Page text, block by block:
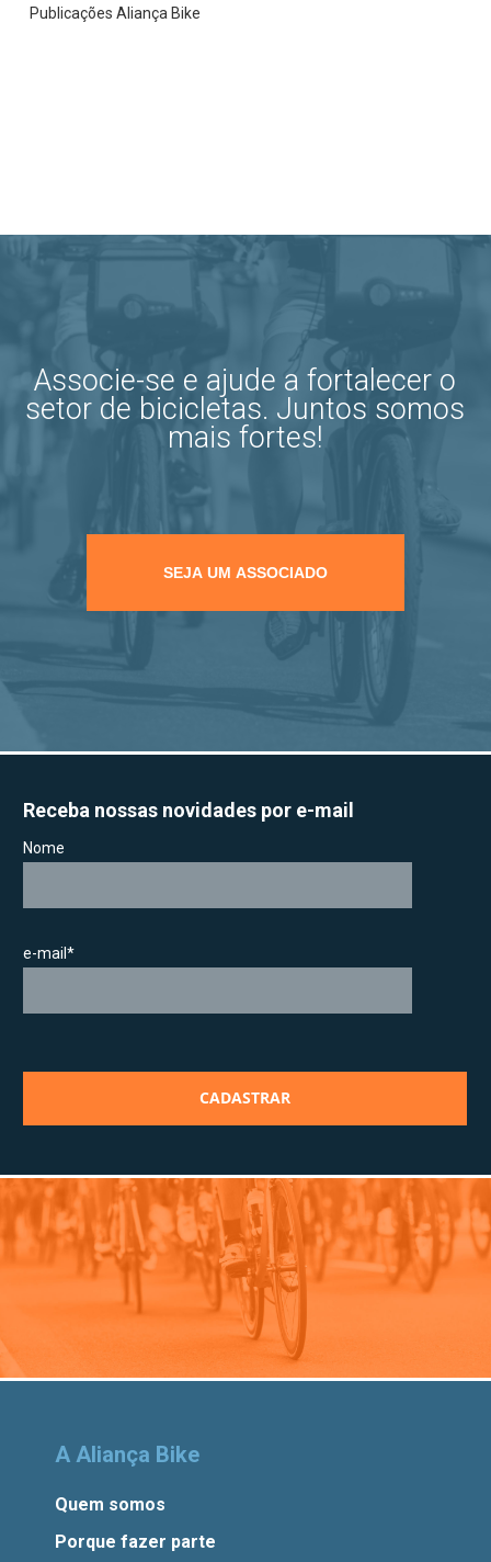
Publicações Aliança Bike
Associe-se e ajude a fortalecer o
setor de bicicletas. Juntos somos
mais fortes!
SEJA UM ASSOCIADO
Receba nossas novidades por e-mail
Nome
e-mail*
A Aliança Bike
Quem somos
Porque fazer parte